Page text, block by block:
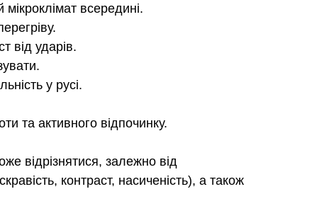
всередині.
від ударів.
у русі.
та активного відпочинку.
відрізнятися, залежно від
контраст, насиченість), а також